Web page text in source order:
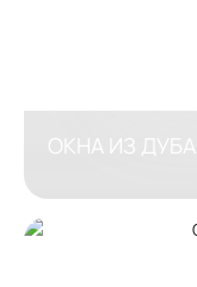
ОКНА ИЗ ДУБА